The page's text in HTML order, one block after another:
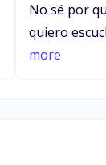
No sé por
quiero
más de ti,
more